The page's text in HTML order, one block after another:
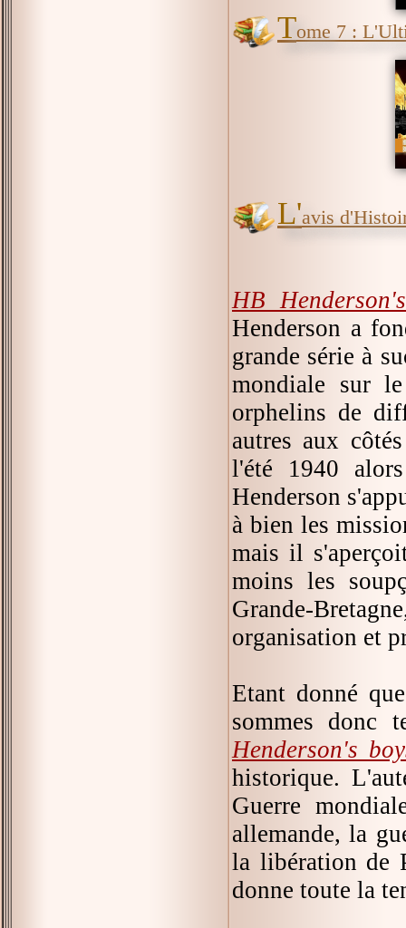
Tome 7 :
L'avis
HB
Henderson a
grande série à
mondiale sur
orphelins de
autres aux
l'été 1940
Henderson
à bien les
mais il
moins les
Grande-
organisation et
Etant donné
sommes donc
Henderson's
historique.
Guerre
allemande, la
la libération de
donne toute la